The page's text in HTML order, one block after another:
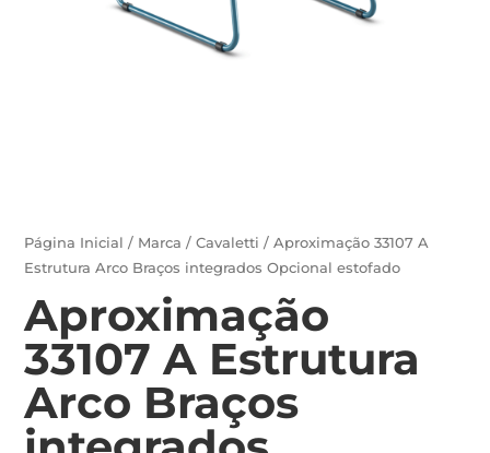
Página Inicial / Marca /Cavaletti / Aproximação 33107 A
Estrutura Arco Braços integrados Opcional estofado
Aproximação
33107 A Estrutura
Arco Braços